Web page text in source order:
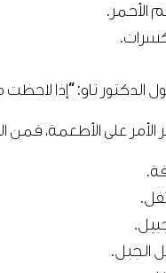
الأحمر.
الدكتور تاو: “إذا
الأمر على الأطعمة، فمن
الجبل.